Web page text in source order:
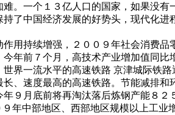
。一个１３亿人口的国家，如果没有
了中国经济发展的好势头，现代化进
用持续增强，２００９年社会消费品
年前７个月，高技术产业增加值同比
界一流水平的高速铁路 京津城际铁路
、速度最高的高速铁路。节能减排和
９月底前将再淘汰落后炼钢产能８２
年中部地区、西部地区规模以上工业